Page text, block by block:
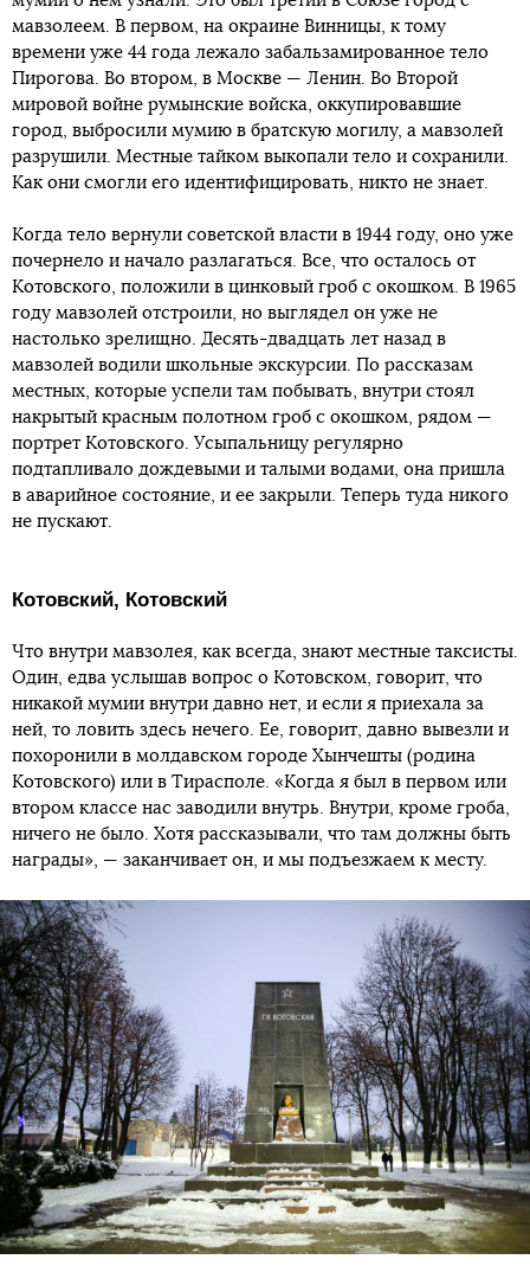
мавзолеем. В первом, на окраине Винницы, к тому
времени уже 44 года лежало забальзамированное тело
Пирогова. Во втором, в Москве — Ленин. Во Второй
мировой войне румынские войска, оккупировавшие
город, выбросили мумию в братскую могилу, а мавзолей
разрушили. Местные тайком выкопали тело и сохранили.
Как они смогли его идентифицировать, никто не знает.
Когда тело вернули советской власти в 1944 году, оно уже
почернело и начало разлагаться. Все, что осталось от
Котовского, положили в цинковый гроб с окошком. В 1965
году мавзолей отстроили, но выглядел он уже не
настолько зрелищно. Десять-двадцать лет назад в
мавзолей водили школьные экскурсии. По рассказам
местных, которые успели там побывать, внутри стоял
накрытый красным полотном гроб с окошком, рядом —
портрет Котовского. Усыпальницу регулярно
подтапливало дождевыми и талыми водами, она пришла
в аварийное состояние, и ее закрыли. Теперь туда никого
не пускают.
Котовский, Котовский
Что внутри мавзолея, как всегда, знают местные таксисты.
Один, едва услышав вопрос о Котовском, говорит, что
никакой мумии внутри давно нет, и если я приехала за
ней, то ловить здесь нечего. Ее, говорит, давно вывезли и
похоронили в молдавском городе Хынчешты (родина
Котовского) или в Тирасполе. «Когда я был в первом или
втором классе нас заводили внутрь. Внутри, кроме гроба,
ничего не было. Хотя рассказывали, что там должны быть
награды», — заканчивает он, и мы подъезжаем к месту.